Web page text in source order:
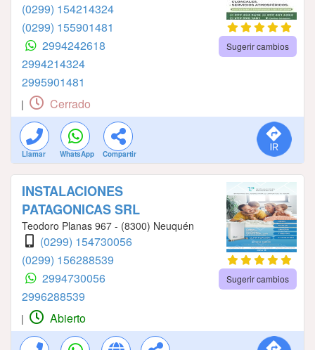
(0299) 154214324
(0299) 155901481
2994242618
2994214324
2995901481
Sugerir cambios
| Cerrado
Llamar WhatsApp Compartir
INSTALACIONES
PATAGONICAS SRL
Teodoro Planas 967 - (8300) Neuquén
(0299) 154730056
(0299) 156288539
2994730056
2996288539
Sugerir cambios
| Abierto